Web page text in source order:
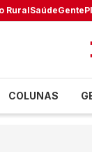
RuralSaúdeGente
COLUNAS